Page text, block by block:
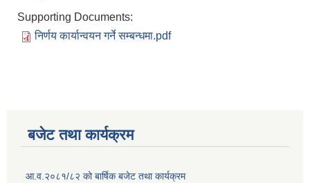
Supporting Documents:
निर्णय कार्यान्वयन गर्ने सम्बन्धमा.pdf
बजेट तथा कार्यक्रम
आ.व.२०८१/८२ को बार्षिक बजेट तथा कार्यक्रम